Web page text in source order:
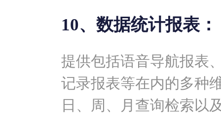
10、数据统计报表：
提供包括语音导航报表
记录报表等在内的多种
日、周、月查询检索以